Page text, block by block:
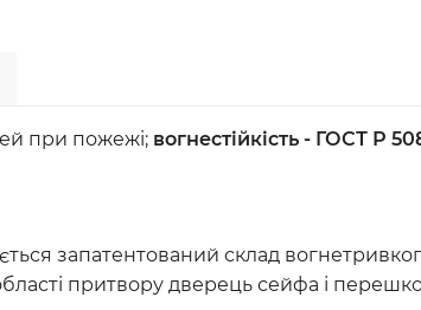
при пожежі; вогнестійкість - ГОСТ Р
запатентований склад
притвору дверець сейфа і